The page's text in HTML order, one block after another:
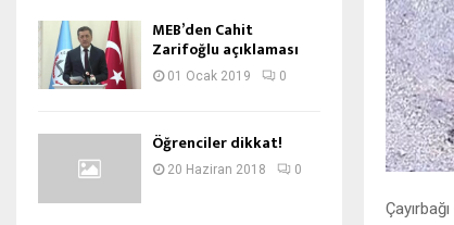
MEB’den Cahit
Zarifoğlu açıklaması
01 Ocak 2019 0
Öğrenciler dikkat!
20 Haziran 2018 0